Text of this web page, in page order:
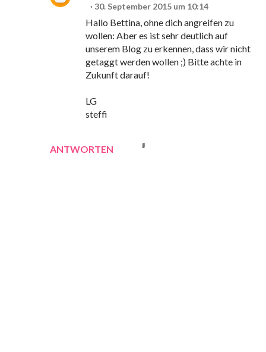
ANTWORTEN
30. September 2015 um 10:14
Hallo Bettina, ohne dich angreifen zu
wollen: Aber es ist sehr deutlich auf
unserem Blog zu erkennen, dass wir nicht
getaggt werden wollen ;) Bitte achte in
Zukunft darauf!
LG
steffi